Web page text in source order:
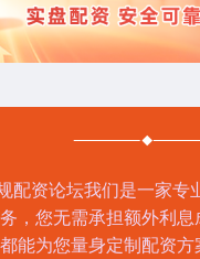
配资论坛我们是一家
，您无需承担额外利
能为您量身定制配资